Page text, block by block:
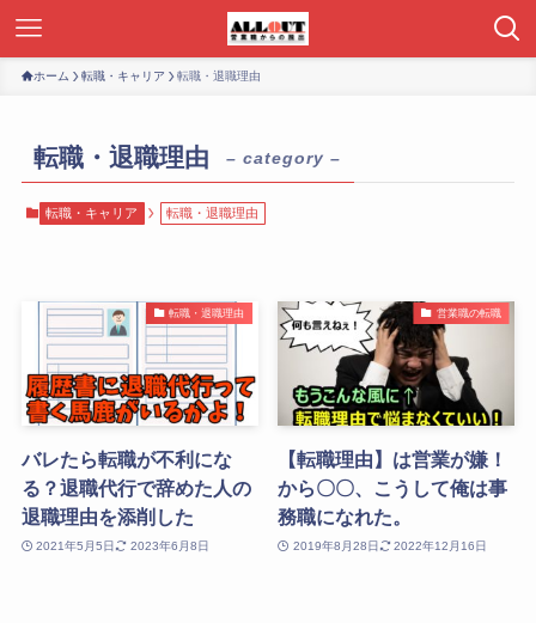
ホーム 転職・キャリア 転職・退職理由
転職・退職理由 – category –
転職・キャリア 転職・退職理由
転職・退職理由
バレたら転職が不利にな
る？退職代行で辞めた人の
退職理由を添削した
2021年5月5日 2023年6月8日
営業職の転職
【転職理由】は営業が嫌！
から〇〇、こうして俺は事
務職になれた。
2019年8月28日 2022年12月16日